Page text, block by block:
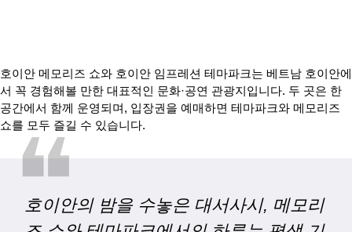
호이안 메모리즈 쇼와 호이안 임프레션 테마파크는 베트남 호이안에
서 꼭 경험해볼 만한 대표적인 문화·공연 관광지입니다. 두 곳은 한
공간에서 함께 운영되며, 입장권을 예매하면 테마파크와 메모리즈
쇼를 모두 즐길 수 있습니다.
❝
호이안의 밤을 수놓은 대서사시, 메모리